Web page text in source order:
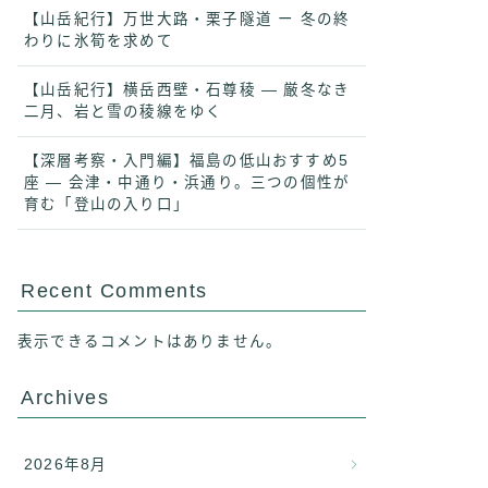
【山岳紀行】万世大路・栗子隧道 ー 冬の終
わりに氷筍を求めて
【山岳紀行】横岳西壁・石尊稜 ― 厳冬なき
二月、岩と雪の稜線をゆく
【深層考察・入門編】福島の低山おすすめ5
座 ― 会津・中通り・浜通り。三つの個性が
育む「登山の入り口」
Recent Comments
表示できるコメントはありません。
Archives
2026年8月